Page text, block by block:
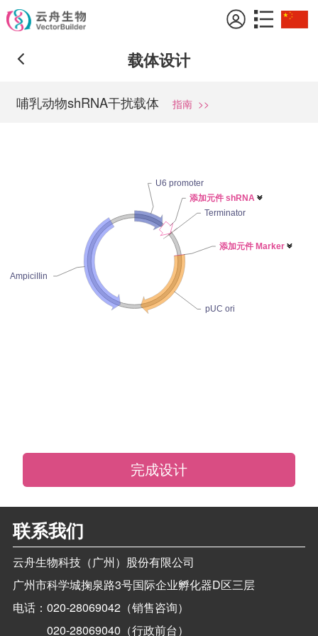
载体设计
哺乳动物shRNA干扰载体 指南>>
U6 promoter
添加元件 shRNA 
Terminator
添加元件 Marker 
pUC ori
AmpiciIIin
完成设计
联系我们
云舟生物科技（广州）股份有限公司
广州市科学城掬泉路3号国际企业孵化器D区三层
电话：020-28069042（销售咨询）
020-28069040（行政前台）